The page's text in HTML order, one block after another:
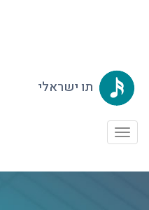
תו ישראלי
Toggle